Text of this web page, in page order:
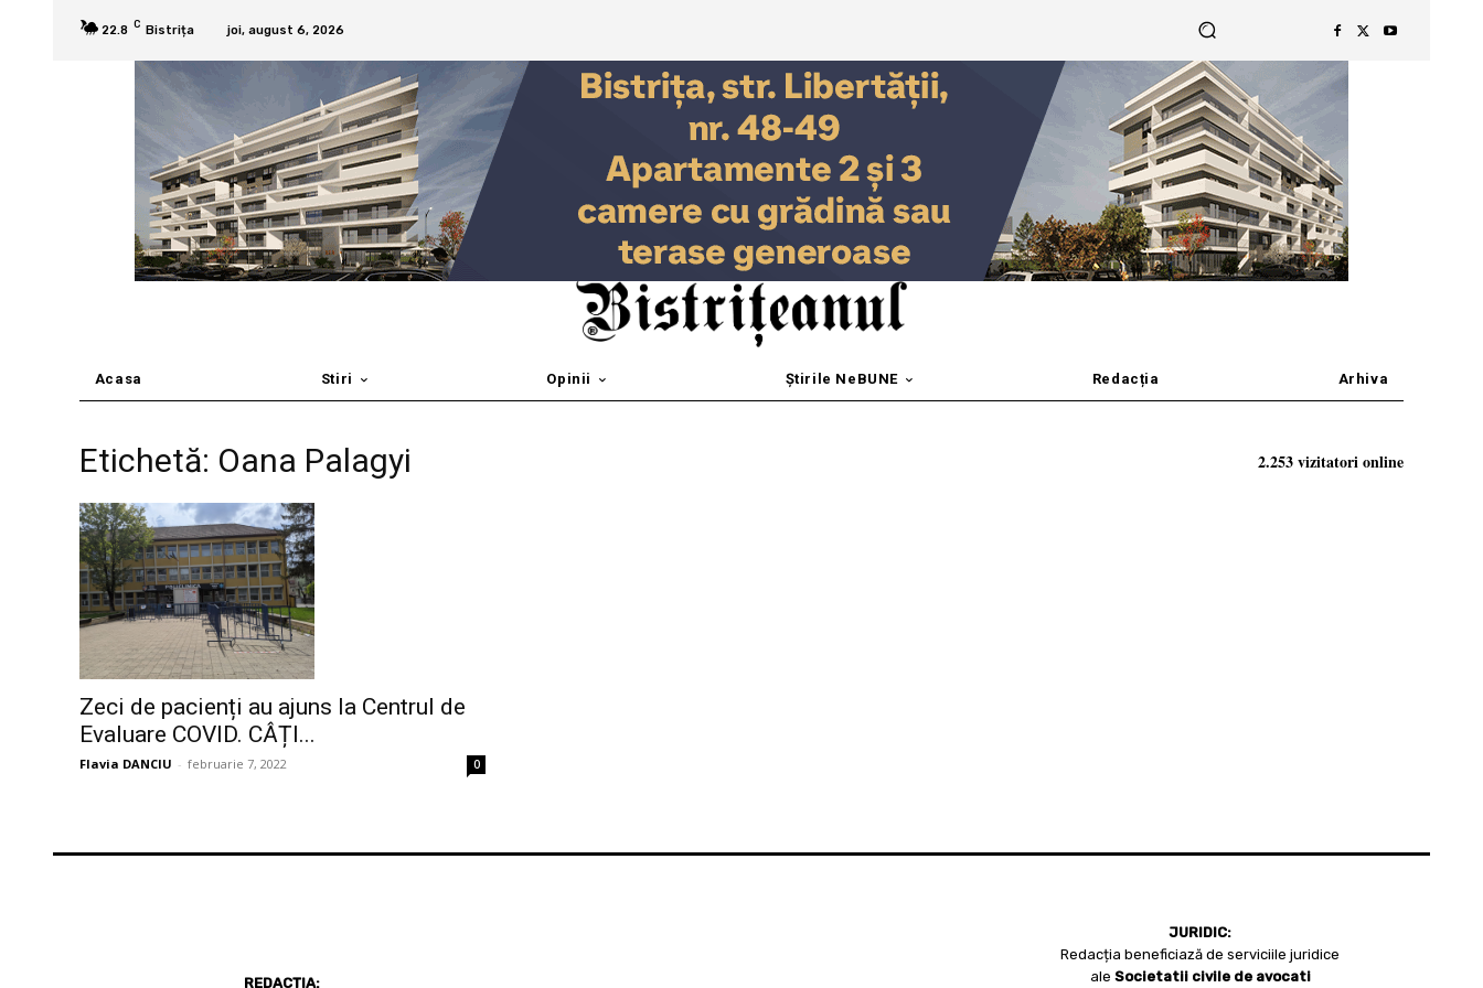
22.8 C Bistrița joi, august 6, 2026
Acasa Stiri Opinii Știrile NeBUNE Redacția Arhiva
Etichetă: Oana Palagyi
Zeci de pacienți au ajuns la Centrul de
Evaluare COVID. CÂȚI...
Flavia DANCIU - februarie 7, 2022 0
2.253 vizitatori online
REDACȚIA:
JURIDIC:
Redacția beneficiază de serviciile juridice
ale Societatii civile de avocati